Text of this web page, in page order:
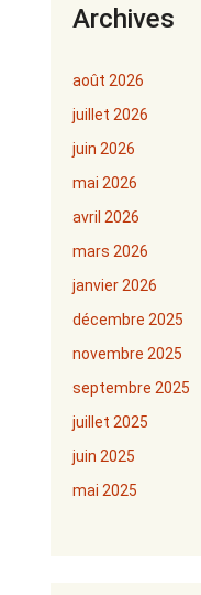
Archives
août 2026
juillet 2026
juin 2026
mai 2026
avril 2026
mars 2026
janvier 2026
décembre 2025
novembre 2025
septembre 2025
juillet 2025
juin 2025
mai 2025